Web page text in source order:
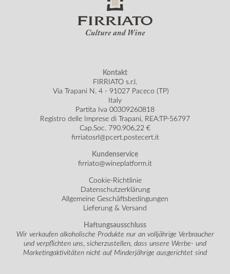
Kontakt
FIRRIATO s.r.l.
Via Trapani N. 4 - 91027 Paceco (TP)
Italy
Partita Iva 00309260818
Registro delle Imprese di Trapani, REA:TP-56797
Cap.Soc. 790.906,22 €
firriatosrl@pcert.postecert.it
Kundenservice
firriato@wineplatform.it
Cookie-Richtlinie
Datenschutzerklärung
Allgemeine Geschäftsbedingungen
Lieferung & Versand
Haftungsausschluss
Wir verkaufen alkoholische Produkte nur an volljährige Verbraucher
und verpflichten uns, sicherzustellen, dass unsere Werbe- und
Marketingaktivitäten nicht auf Minderjährige ausgerichtet sind